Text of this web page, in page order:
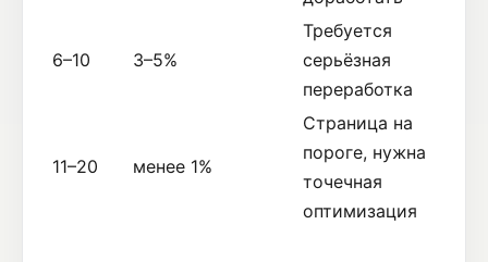
6–10 3–5%
Требуется
серьёзная
переработка
11–20 менее 1%
Страница на
пороге, нужна
точечная
оптимизация